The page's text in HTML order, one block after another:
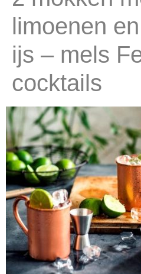
limoenen
ijs – mels
cocktails